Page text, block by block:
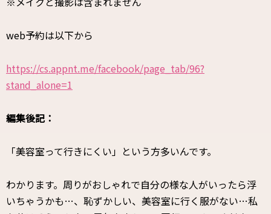
web予約は以下から
https://cs.appnt.me/facebook/page_tab/96?
stand_alone=1
編集後記：
「美容室って行きにくい」という方多いんです。
わかります。周りがおしゃれで自分の様な人がいったら浮
いちゃうかも…、恥ずかしい、美容室に行く服がない…私